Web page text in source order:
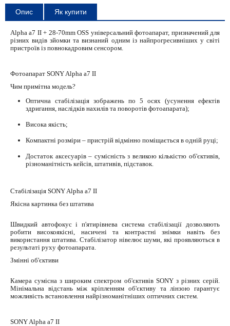
Купити
Опис Як купити
Alpha a7 II + 28-70mm OSS універсальний фотоапарат, призначений для
різних видів зйомки та визнаний одним із найпрогресивніших у світі
пристроїв із повнокадровим сенсором.
Фотоапарат SONY Alpha a7 II
Чим примітна модель?
Оптична стабілізація зображень по 5 осях (усунення ефектів
здригання, наслідків нахилів та поворотів фотоапарата);
Висока якість;
Компактні розміри – пристрій відмінно поміщається в одній руці;
Достаток аксесуарів – сумісність з великою кількістю об'єктивів,
різноманітність кейсів, штативів, підставок.
Стабілізація SONY Alpha a7 II
Якісна картинка без штатива
Швидкий автофокус і п'ятирівнева система стабілізації дозволяють
робити високоякісні, насичені та контрастні знімки навіть без
використання штатива. Стабілізатор нівелює шуми, які проявляються в
результаті руху фотоапарата.
Змінні об'єктиви
Камера сумісна з широким спектром об'єктивів SONY з різних серій.
Мінімальна відстань між кріпленням об'єктиву та лінзою гарантує
можливість встановлення найрізноманітніших оптичних систем.
SONY Alpha a7 II